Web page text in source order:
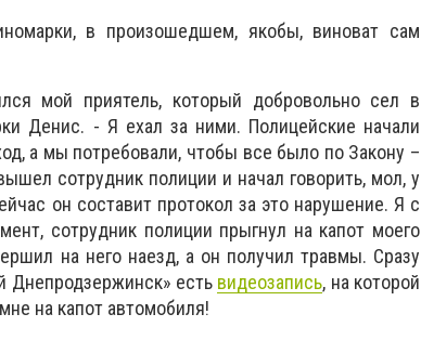
в произошедшем, якобы, виноват сам
мой приятель, который добровольно сел в
Денис. - Я ехал за ними. Полицейские начали
а мы потребовали, чтобы все было по Закону –
сотрудник полиции и начал говорить, мол, у
он составит протокол за это нарушение. Я с
сотрудник полиции прыгнул на капот моего
на него наезд, а он получил травмы. Сразу
Днепродзержинск» есть видеозапись, на которой
на капот автомобиля!